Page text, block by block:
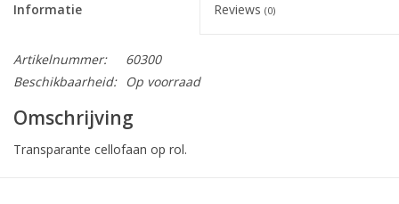
Informatie Reviews (0)
Artikelnummer:
60300
Beschikbaarheid:
Op voorraad
Omschrijving
Transparante cellofaan op rol.